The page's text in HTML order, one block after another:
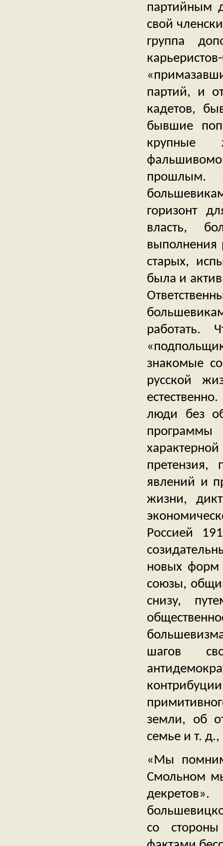
партийным
свой
группа
партий, и
кадетов,
бывшие
прошлым.
горизонт
власть,
выполнения
старых,
была и
работать.
знакомые
русской
люди без
претензия,
явлений и
жизни,
Россией
новых форм
союзы,
снизу,
шагов
земли, об
семье и т. д.,
«Мы
Смольном
со